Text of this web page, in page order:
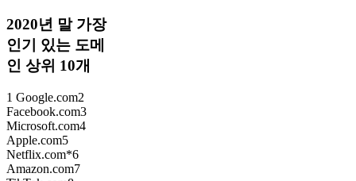
2020년 말 가장
인기 있는 도메
인 상위 10개
1 Google.com2
Facebook.com3
Microsoft.com4
Apple.com5
Netflix.com*6
Amazon.com7